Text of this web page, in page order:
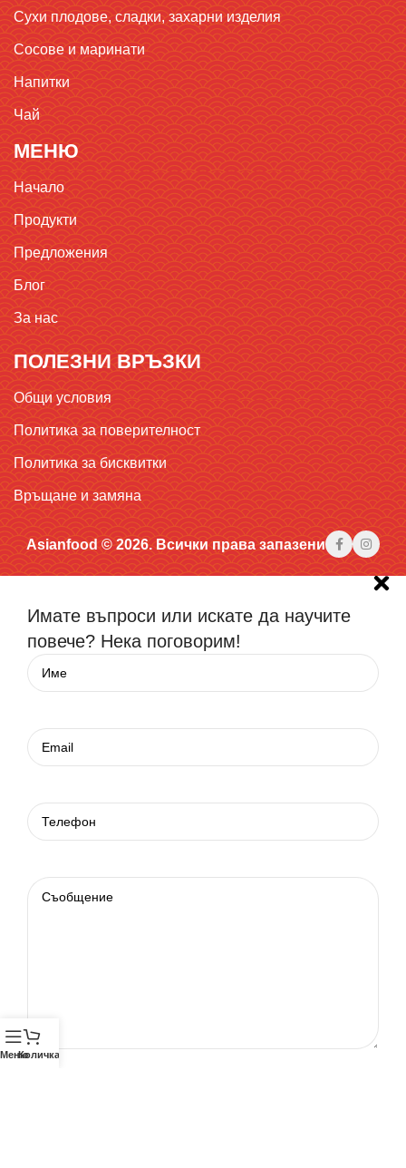
Сухи плодове, сладки, захарни изделия
Сосове и маринати
Напитки
Чай
МЕНЮ
Начало
Продукти
Предложения
Блог
За нас
ПОЛЕЗНИ ВРЪЗКИ
Общи условия
Политика за поверителност
Политика за бисквитки
Връщане и замяна
Asianfood © 2026. Всички права запазени
Имате въпроси или искате да научите
повече? Нека поговорим!
МенюКоличка